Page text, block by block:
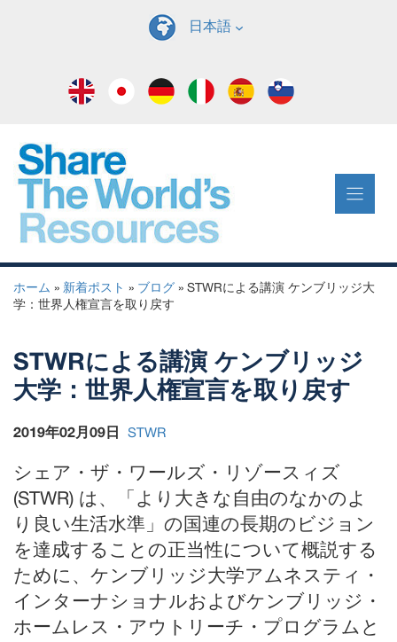
日本語
ホーム » 新着ポスト » ブログ » STWRによる講演 ケンブリッジ大
学：世界人権宣言を取り戻す
STWRによる講演 ケンブリッジ
大学：世界人権宣言を取り戻す
2019年02月09日 STWR
シェア・ザ・ワールズ・リゾースィズ
(STWR) は、「より大きな自由のなかのよ
り良い生活水準」の国連の長期のビジョン
を達成することの正当性について概説する
ために、ケンブリッジ大学アムネスティ・
インターナショナルおよびケンブリッジ・
ホームレス・アウトリーチ・プログラムと